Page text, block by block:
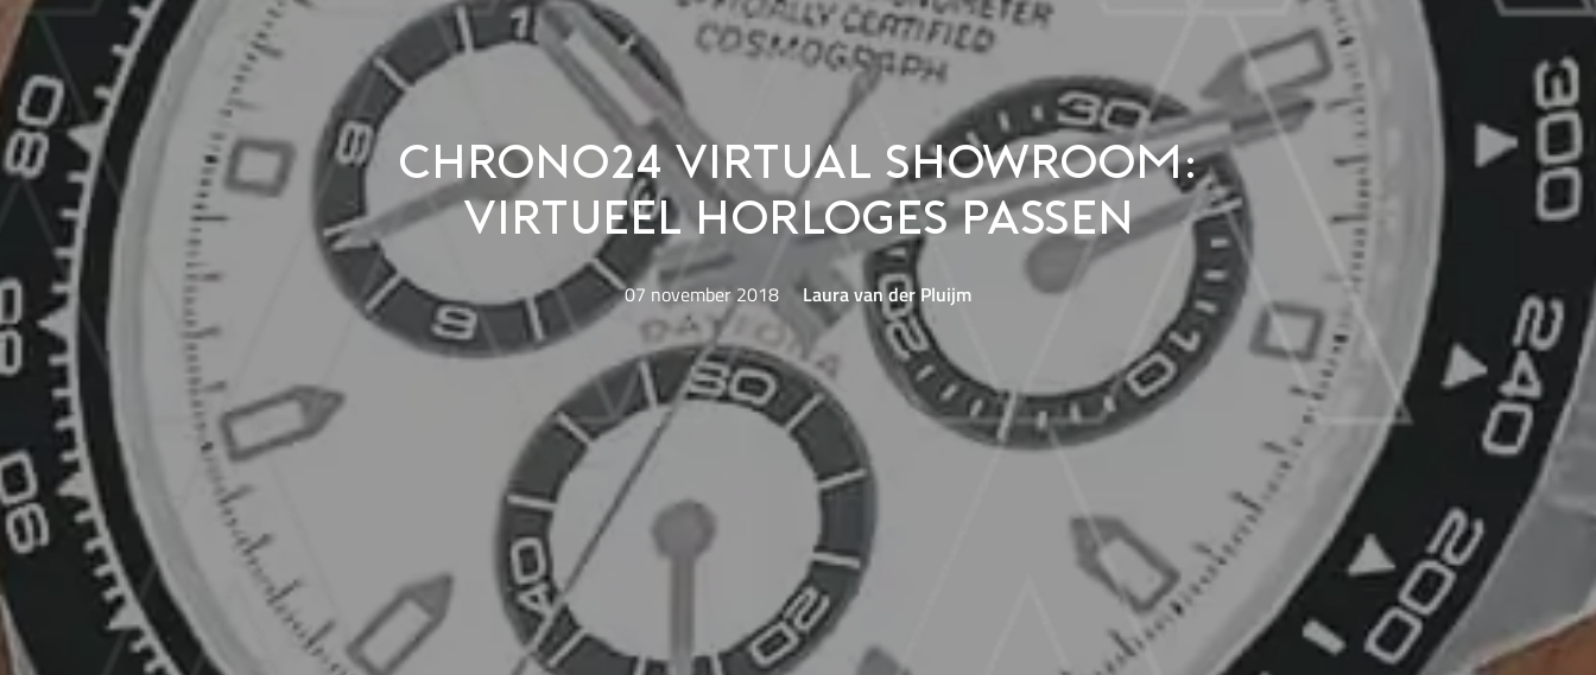
Chrono24 Virtual Showroom:
virtueel horloges passen
07 november 2018 Laura van der Pluijm